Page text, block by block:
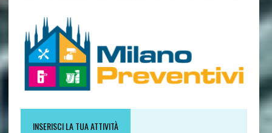
INSERISCI LA TUA ATTIVITÀ